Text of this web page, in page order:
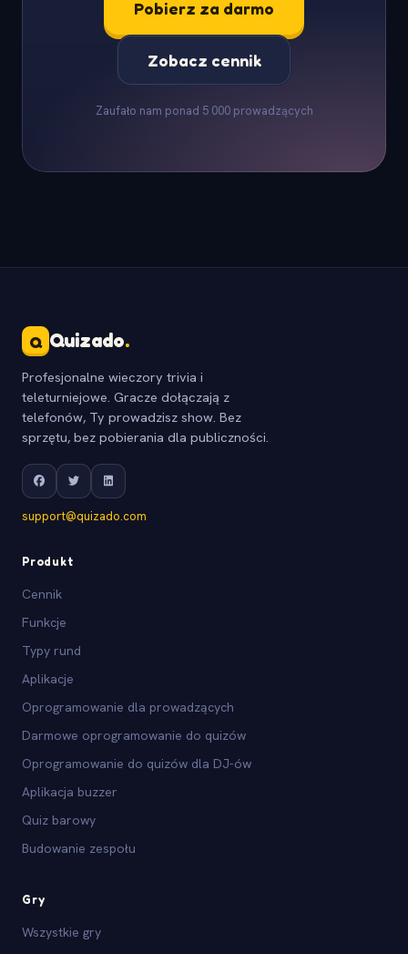
Pobierz za darmo
Zobacz cennik
Zaufało nam ponad 5 000 prowadzących
Q Quizado.
Profesjonalne wieczory trivia i
teleturniejowe. Gracze dołączają z
telefonów, Ty prowadzisz show. Bez
sprzętu, bez pobierania dla publiczności.
support@quizado.com
Produkt
Cennik
Funkcje
Typy rund
Aplikacje
Oprogramowanie dla prowadzących
Darmowe oprogramowanie do quizów
Oprogramowanie do quizów dla DJ-ów
Aplikacja buzzer
Quiz barowy
Budowanie zespołu
Gry
Wszystkie gry